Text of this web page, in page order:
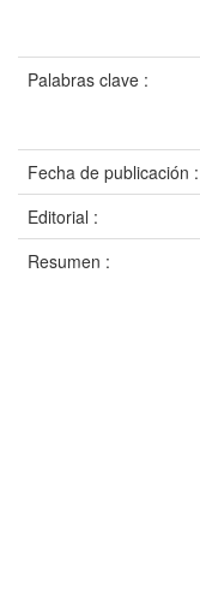
Palabras clave :
Fecha de publicación :
Editorial :
Resumen :